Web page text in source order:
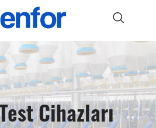
Cihazları